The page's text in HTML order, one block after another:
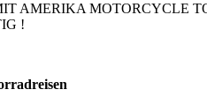
AMERIKA MOTORCYCLE
!